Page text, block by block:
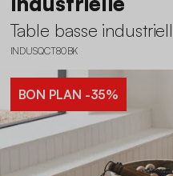
Table basse
INDUSQCT80BK
BON PLAN -35%